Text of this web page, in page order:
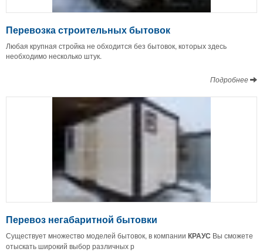
Перевозка строительных бытовок
Любая крупная стройка не обходится без бытовок, которых здесь
необходимо несколько штук.
Подробнее
Перевоз негабаритной бытовки
Существует множество моделей бытовок, в компании КРАУС Вы сможете
отыскать широкий выбор различных р